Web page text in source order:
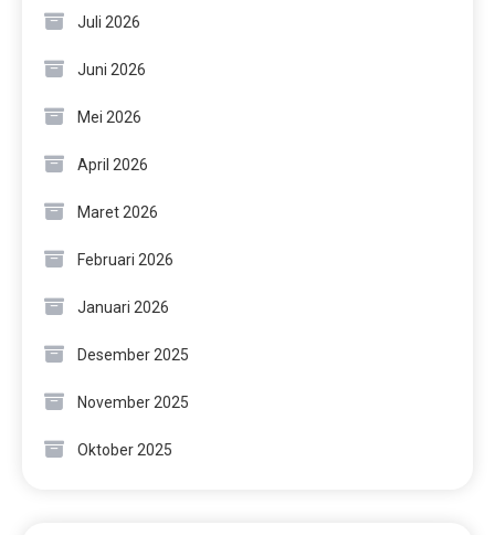
Juli 2026
Juni 2026
Mei 2026
April 2026
Maret 2026
Februari 2026
Januari 2026
Desember 2025
November 2025
Oktober 2025